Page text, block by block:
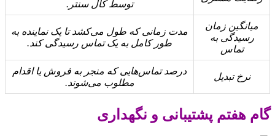
توسط کال سنتر.
میانگین زمان
رسیدگی به
تماس
مدت زمانی که طول می‌کشد تا یک نماینده به
طور کامل به یک تماس رسیدگی کند.
نرخ تبدیل
درصد تماس‌هایی که منجر به فروش یا اقدام
مطلوب می‌شوند.
گام هفتم پشتیبانی و نگهداری